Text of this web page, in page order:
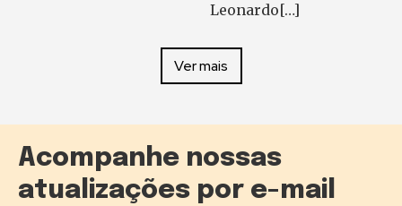
Leonardo[…]
Ver mais
Acompanhe nossas
atualizações por e-mail